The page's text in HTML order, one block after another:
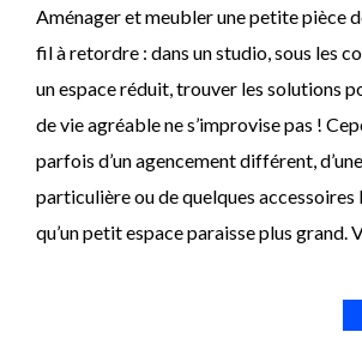
Aménager et meubler une petite pièce
fil à retordre : dans un studio, sous les
un espace réduit, trouver les solutions
de vie agréable ne s’improvise pas !
parfois d’un agencement différent,
particulière ou de quelques accessoires
qu’un petit espace paraisse plus grand.